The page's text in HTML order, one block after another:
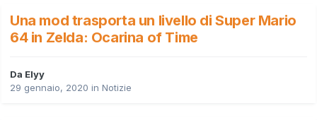
Una mod trasporta un livello di Super Mario
64 in Zelda: Ocarina of Time
Da Elyy
29 gennaio, 2020 in Notizie